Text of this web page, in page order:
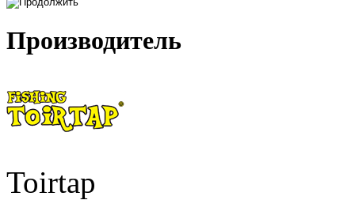
Производитель
Toirtap